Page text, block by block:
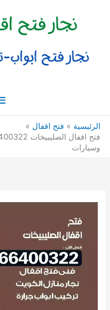
الرئيسية
فتح اقفال
وسيارات